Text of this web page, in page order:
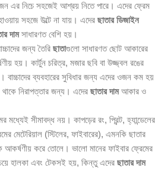
এর নিচে সহজেই আশ্রয় নিতে পারে। এদের ফ্রেম
সহজে উল্টে না যায়। এদের ছাতার ডিজাইন
দামসাধারণত বেশি হয়।
জন্য তৈরি ছাতাগুলো সাধারণত ছোট আকারের
হয়। কার্টুন চরিত্র, মজার ছবি বা উজ্জ্বল রঙের
বাচ্চাদের ব্যবহারের সুবিধার জন্য এদের ওজন কম হয়
নিরাপত্তার জন্য। এদের ছাতার দামআকার ও
মধ্যেই সীমাবদ্ধ নয়। কাপড়ের রং, প্রিন্ট, হ্যান্ডেলের
মেটেরিয়াল (স্টিলের, ফাইবারের), এমনকি ছাতার
আকর্ষণীয় করে তোলে। ভালো মানের ফাইবার ফ্রেমের
হালকা এবং টেকসই হয়, কিন্তু এদের ছাতার দাম